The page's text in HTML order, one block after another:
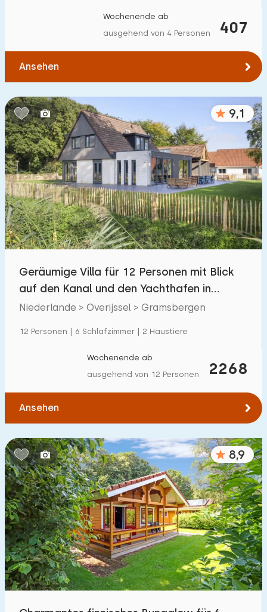
407
Wochenende ab
ausgehend von 4 Personen
Ansehen
9,1
Geräumige Villa für 12 Personen mit Blick
auf den Kanal und den Yachthafen in
Vechtdal
Niederlande > Overijssel > Gramsbergen
12 Personen | 6 Schlafzimmer | 2 Haustiere
2268
Wochenende ab
ausgehend von 12 Personen
Ansehen
8,9